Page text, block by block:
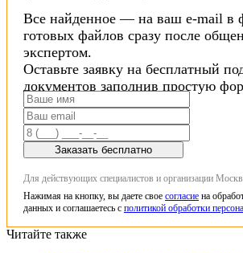
Все найденное — на ваш e-mail в
готовых файлов сразу после
экспертом.
Оставьте заявку на бесплатный
документов заполнив простую
Заказать бесплатно
Для действующих специалистов и организации
Нажимая на кнопку, вы даете свое согласие на
данных и соглашаетесь с политикой обработки
Читайте также